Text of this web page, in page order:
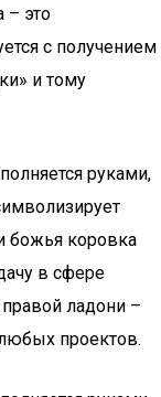
– это
с получением
и тому
руками,
божья коровка
в сфере
ладони –
проектов.